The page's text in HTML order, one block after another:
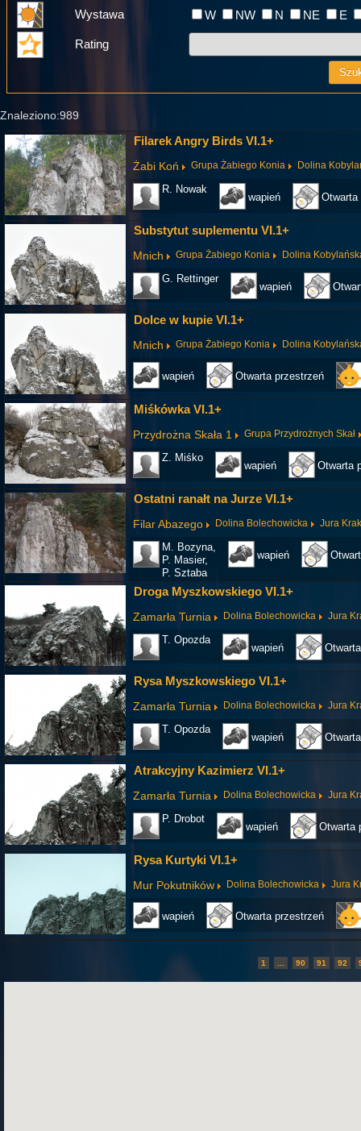
Wystawa W NW N NE E
Rating
Znaleziono:989
Filarek Angry Birds VI.1+
Żabi Koń Grupa Żabiego Konia Dolina
R. Nowak
wapień Otwarta
Substytut suplementu VI.1+
Mnich Grupa Żabiego Konia Dolina
G. Rettinger
wapień
Dolce w kupie VI.1+
Mnich Grupa Żabiego Konia Dolina
wapień Otwarta przestrzeń
Miśkówka VI.1+
Przydrożna Skała 1 Grupa Przydrożnych Skał
Z. Miśko
wapień Otwarta
Ostatni ranałt na Jurze VI.1+
Filar Abazego Dolina Bolechowicka Jura
M. Bozyna,
P. Masier,
P. Sztaba
wapień
Droga Myszkowskiego VI.1+
Zamarła Turnia Dolina Bolechowicka Jura
T. Opozda
wapień
Rysa Myszkowskiego VI.1+
Zamarła Turnia Dolina Bolechowicka Jura
T. Opozda
wapień
Atrakcyjny Kazimierz VI.1+
Zamarła Turnia Dolina Bolechowicka Jura
P. Drobot
wapień Otwarta
Rysa Kurtyki VI.1+
Mur Pokutników Dolina Bolechowicka Jura
wapień Otwarta przestrzeń
1 90 91 92